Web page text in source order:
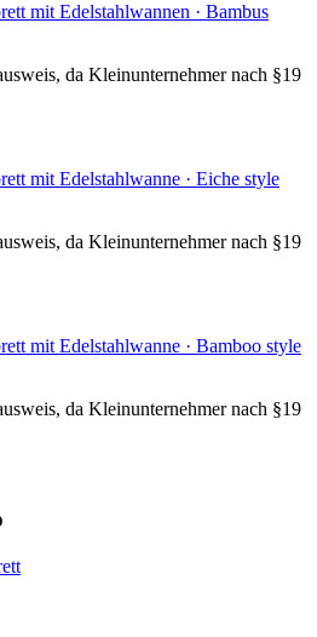
mit Edelstahlwannen · Bambus
da Kleinunternehmer nach §19
mit Edelstahlwanne · Eiche style
da Kleinunternehmer nach §19
mit Edelstahlwanne · Bamboo style
da Kleinunternehmer nach §19